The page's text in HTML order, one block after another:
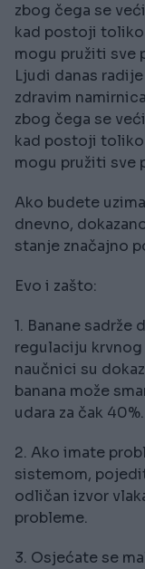
zbog čega se
kad postoji toliko
mogu pružiti sve
Ljudi danas
zdravim
zbog čega se
kad postoji toliko
mogu pružiti sve
Ako budete
dnevno,
stanje značajno
Evo i zašto:
1. Banane
regulaciju krvnog
naučnici su
banana može
udara za čak 40%.
2. Ako imate
sistemom,
odličan izvor
probleme.
3. Osjećate se